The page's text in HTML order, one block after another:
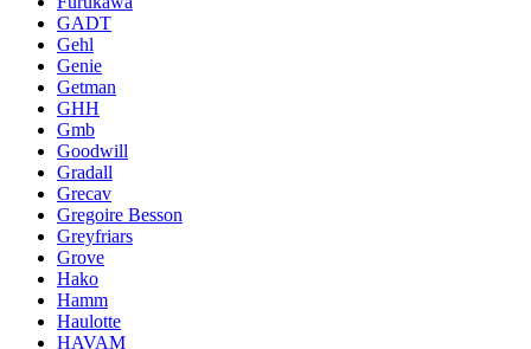
GADT
Gehl
Genie
Getman
GHH
Gmb
Goodwill
Gradall
Grecav
Gregoire Besson
Greyfriars
Grove
Hako
Hamm
Haulotte
HAVAM